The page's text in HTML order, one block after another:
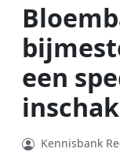
een
Kennisbank